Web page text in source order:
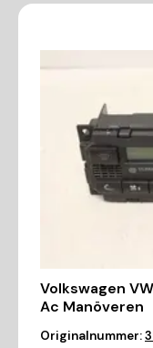
Volkswagen
Ac Manöveren
Originalnummer: